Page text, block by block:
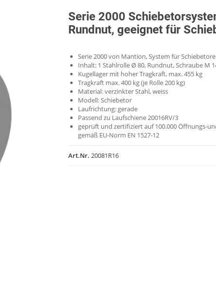
Serie 2000
Rundnut, geeignet für
Serie 2000 von Mantion, System für Schiebetore
Inhalt: 1 Stahlrolle Ø 80, Rundnut, Schraube M
Kugellager mit hoher Tragkraft, max. 455 kg
Tragkraft max. 400 kg (je Rolle 200 kg)
Material: verzinkter Stahl, weiss
Modell: Schiebetor
Laufrichtung: gerade
Passend zu Laufschiene 20016RV/3
geprüft und zertifiziert auf 100.000 Öffnungs-
gemäß EU-Norm EN 1527-12
Art.Nr. 20081R16